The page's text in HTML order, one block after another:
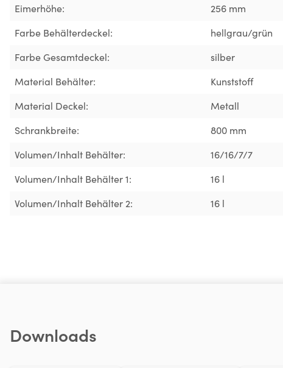
Eimerhöhe:
256 mm
Farbe Behälterdeckel:
hellgrau/grün
Farbe Gesamtdeckel:
silber
Material Behälter:
Kunststoff
Material Deckel:
Metall
Schrankbreite:
800 mm
Volumen/Inhalt Behälter:
16/16/7/7
Volumen/Inhalt Behälter 1:
16 l
Volumen/Inhalt Behälter 2:
16 l
Downloads